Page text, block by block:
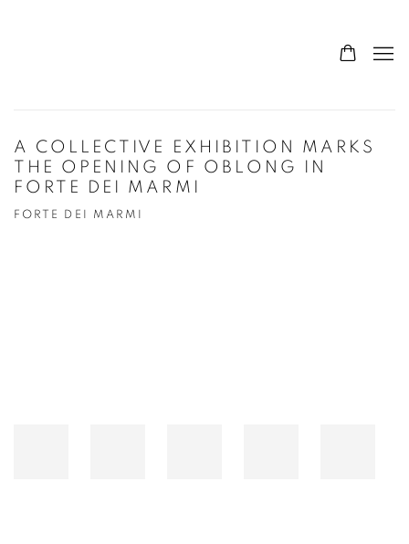
A COLLECTIVE EXHIBITION MARKS
THE OPENING OF OBLONG IN
FORTE DEI MARMI
FORTE DEI MARMI